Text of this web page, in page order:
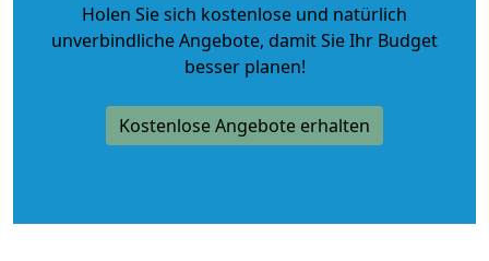
Holen Sie sich kostenlose und natürlich
unverbindliche Angebote, damit Sie Ihr Budget
besser planen!
Kostenlose Angebote erhalten